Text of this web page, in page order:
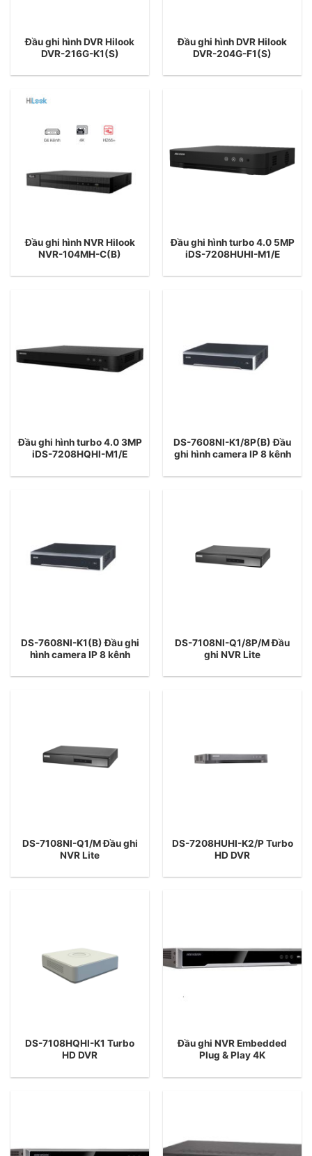
Đầu ghi hình DVR Hilook
DVR-216G-K1(S)
Đầu ghi hình DVR Hilook
DVR-204G-F1(S)
Đầu ghi hình NVR Hilook
NVR-104MH-C(B)
Đầu ghi hình turbo 4.0 5MP
iDS-7208HUHI-M1/E
Đầu ghi hình turbo 4.0 3MP
iDS-7208HQHI-M1/E
DS-7608NI-K1/8P(B) Đầu
ghi hình camera IP 8 kênh
DS-7608NI-K1(B) Đầu ghi
hình camera IP 8 kênh
DS-7108NI-Q1/8P/M Đầu
ghi NVR Lite
DS-7108NI-Q1/M Đầu ghi
NVR Lite
DS-7208HUHI-K2/P Turbo
HD DVR
DS-7108HQHI-K1 Turbo
HD DVR
Đầu ghi NVR Embedded
Plug & Play 4K